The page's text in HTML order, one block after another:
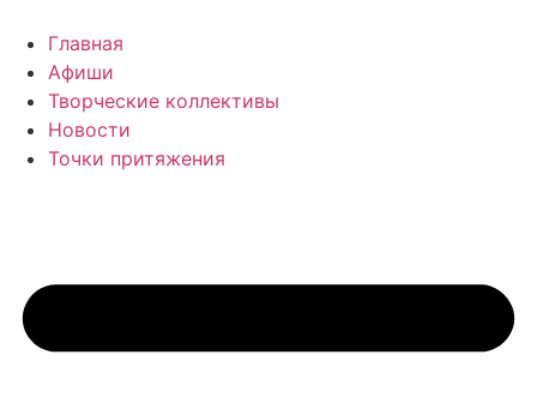
содержимому
Главная
Афиши
Творческие коллективы
Новости
Точки притяжения